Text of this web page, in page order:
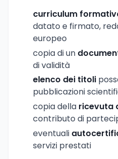
curriculum
datato e firmato,
europeo
copia di un
di validità
elenco dei titoli
pubblicazioni
copia della ricevuta
contributo di
eventuali
servizi prestati